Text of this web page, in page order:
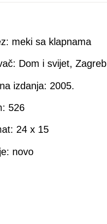
meki sa klapnama
Dom i svijet, Zagreb
izdanja: 2005.
526
24 x 15
novo